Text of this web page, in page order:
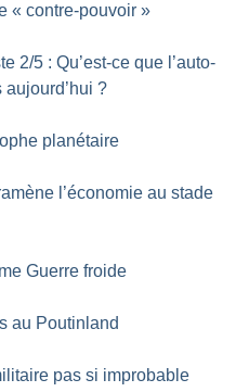
« contre-pouvoir »
2/5 : Qu’est-ce que l’auto-
?
planétaire
l’économie au stade
Guerre froide
au Poutinland
pas si improbable